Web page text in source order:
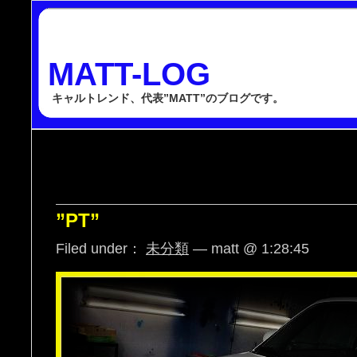
MATT-LOG
キャルトレンド、代表”MATT”のブログです。
”PT”
Filed under： 未分類 — matt @ 1:28:45